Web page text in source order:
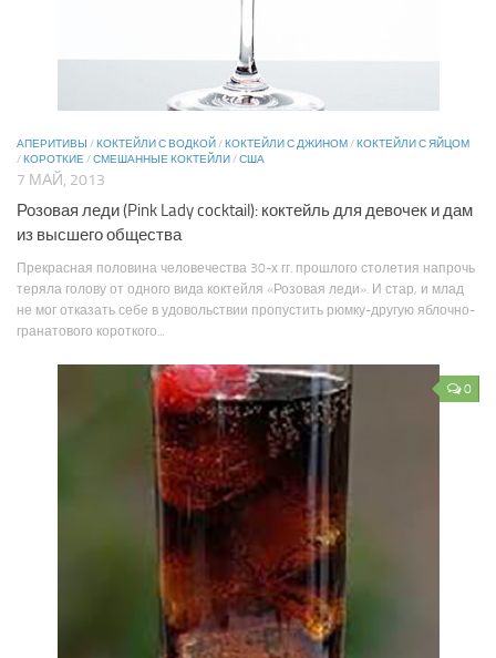
АПЕРИТИВЫ /КОКТЕЙЛИ С ВОДКОЙ/КОКТЕЙЛИ С ДЖИНОМ/КОКТЕЙЛИ С ЯЙЦОМ
/КОРОТКИЕ/СМЕШАННЫЕ КОКТЕЙЛИ/США
7 МАЙ, 2013
Розовая леди (Pink Lady cocktаil): коктейль для девочек и дам
из высшего общества
Прекрасная половина человечества 30-х гг. прошлого столетия напрочь
теряла голову от одного вида коктейля «Розовая леди». И стар, и млад
не мог отказать себе в удовольствии пропустить рюмку-другую яблочно-
гранатового короткого...
0